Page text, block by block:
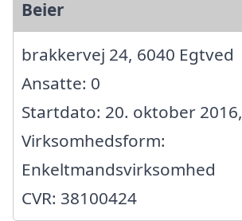
Beier
brakkervej 24, 6040 Egtved
Ansatte: 0
Startdato: 20. oktober 2016,
Virksomhedsform:
Enkeltmandsvirksomhed
CVR: 38100424